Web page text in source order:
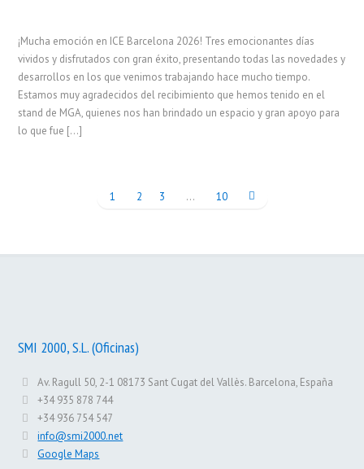
¡Mucha emoción en ICE Barcelona 2026! Tres emocionantes días
vividos y disfrutados con gran éxito, presentando todas las novedades y
desarrollos en los que venimos trabajando hace mucho tiempo.
Estamos muy agradecidos del recibimiento que hemos tenido en el
stand de MGA, quienes nos han brindado un espacio y gran apoyo para
lo que fue […]
1 2 3 … 10
SMI 2000, S.L. (Oficinas)
Av. Ragull 50, 2-1 08173 Sant Cugat del Vallès. Barcelona, España
+34 935 878 744
+34 936 754 547
info@smi2000.net
Google Maps